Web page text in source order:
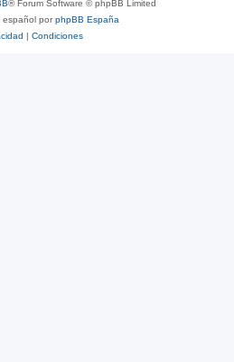
® Forum Software © phpBB Limited
español porphpBB España
| Condiciones